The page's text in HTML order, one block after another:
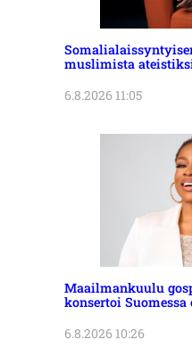
muslimista
6.8.2026 11:05
Maailmankuulu
konsertoi Suomessa
6.8.2026 10:26